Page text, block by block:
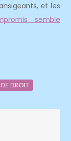
et les
semble
DROIT